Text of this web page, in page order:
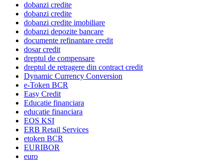
dobanzi credite
dobanzi credite
dobanzi credite imobiliare
dobanzi depozite bancare
documente refinantare credit
dosar credit
dreptul de compensare
dreptul de retragere din contract credit
Dynamic Currency Conversion
e-Token BCR
Easy Credit
Educatie financiara
educatie financiara
EOS KSI
ERB Retail Services
etoken BCR
EURIBOR
euro